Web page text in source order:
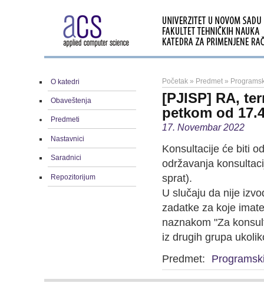
O katedri
Obaveštenja
Predmeti
Nastavnici
Saradnici
Repozitorijum
Početak » Predmet »
[PJISP] RA,
petkom od
17. Novembar 2022
Konsultacije će biti
održavanja
sprat).
U slučaju da nije
zadatke za koje
naznakom "Za
iz drugih grupa
Predmet: